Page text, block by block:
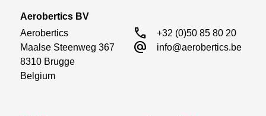
Aerobertics BV
Aerobertics
Maalse Steenweg 367
8310 Brugge
Belgium
call +32 (0)50 85 80 20
alternate_email info@aerobertics.be